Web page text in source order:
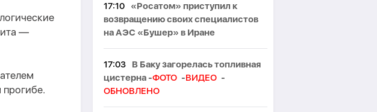
—
17:10
«Росатом» приступил к
возвращению своих специалистов
на АЭС «Бушер» в Иране
17:03
В Баку загорелась топливная
цистерна -ФОТО -ВИДЕО -
ОБНОВЛЕНО